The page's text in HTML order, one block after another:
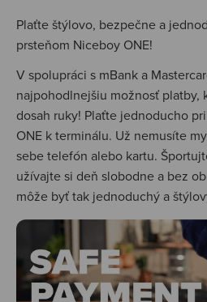
Plaťte štýlovo, bezpečne a
prsteňom Niceboy ONE!
V spolupráci s mBank a
najpohodlnejšiu možnosť platby,
dosah ruky! Plaťte jednoducho
ONE k terminálu. Už nemusíte
sebe telefón alebo kartu.
užívajte si deň slobodne a bez
môže byť tak jednoduchý a